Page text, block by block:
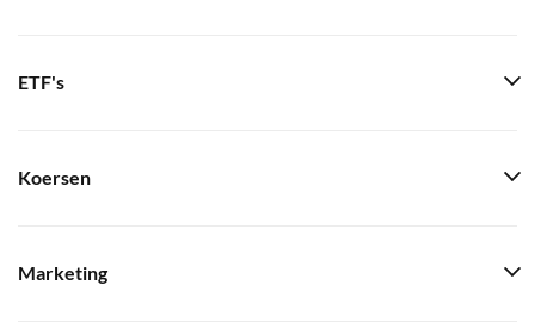
ETF's
Koersen
Marketing